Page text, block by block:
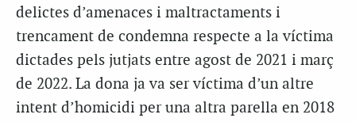
delictes d’amenaces i maltractaments i
trencament de condemna respecte a la víctima
dictades pels jutjats entre agost de 2021 i març
de 2022. La dona ja va ser víctima d’un altre
intent d’homicidi per una altra parella en 2018